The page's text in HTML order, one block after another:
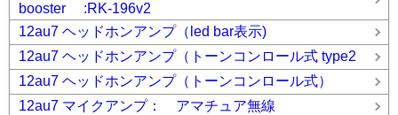
booster :RK-196v2
12au7 ヘッドホンアンプ（led bar表示)
12au7 ヘッドホンアンプ（トーンコンロール式 type2
12au7 ヘッドホンアンプ（トーンコンロール式）
12au7 マイクアンプ： アマチュア無線